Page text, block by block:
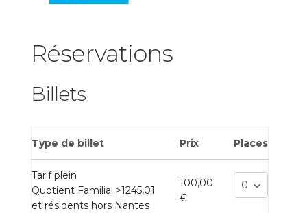
Réservations
Billets
Type de billet Prix Places
Tarif plein
Quotient Familial >1245,01
et résidents hors Nantes
100,00
€